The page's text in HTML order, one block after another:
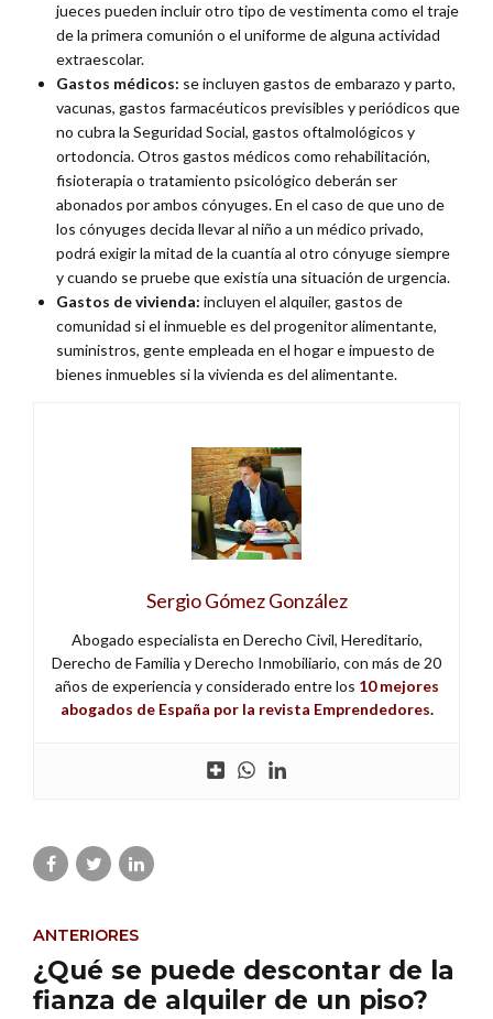
jueces pueden incluir otro tipo de vestimenta como el traje
de la primera comunión o el uniforme de alguna actividad
extraescolar.
Gastos médicos: se incluyen gastos de embarazo y parto,
vacunas, gastos farmacéuticos previsibles y periódicos que
no cubra la Seguridad Social, gastos oftalmológicos y
ortodoncia. Otros gastos médicos como rehabilitación,
fisioterapia o tratamiento psicológico deberán ser
abonados por ambos cónyuges. En el caso de que uno de
los cónyuges decida llevar al niño a un médico privado,
podrá exigir la mitad de la cuantía al otro cónyuge siempre
y cuando se pruebe que existía una situación de urgencia.
Gastos de vivienda: incluyen el alquiler, gastos de
comunidad si el inmueble es del progenitor alimentante,
suministros, gente empleada en el hogar e impuesto de
bienes inmuebles si la vivienda es del alimentante.
Sergio Gómez González
Abogado especialista en Derecho Civil, Hereditario,
Derecho de Familia y Derecho Inmobiliario, con más de 20
años de experiencia y considerado entre los 10 mejores
abogados de España por la revista Emprendedores.
ANTERIORES
¿Qué se puede descontar de la
fianza de alquiler de un piso?